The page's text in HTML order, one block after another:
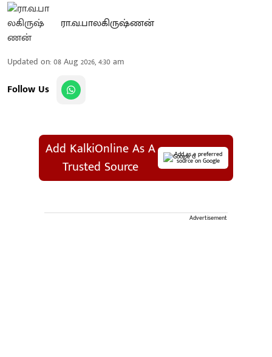
ரா.வ.பாலகிருஷ்ணன்
Updated on:08 Aug 2026, 4:30 am
Follow Us
Add KalkiOnline As A
Trusted Source
Add as a preferred
source on Google
Advertisement